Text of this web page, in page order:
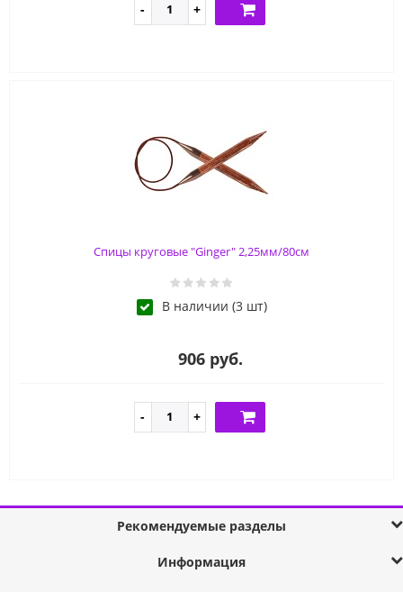
Спицы круговые "Ginger" 2,25мм/80см
В наличии (3 шт)
906 руб.
Рекомендуемые разделы
Информация